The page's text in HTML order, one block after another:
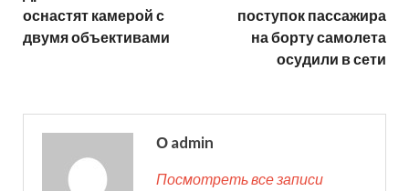
оснастят камерой с
двумя объективами
поступок пассажира
на борту самолета
осудили в сети
О admin
Посмотреть все записи